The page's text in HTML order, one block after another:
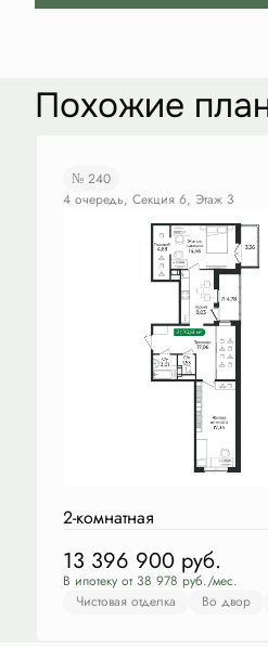
Похожие
№ 240
4 очередь, Секция 6, Этаж 3
2-комнатная
13 396 900 руб.
В ипотеку от 38 978 руб./мес.
Чистовая отделка
Во двор